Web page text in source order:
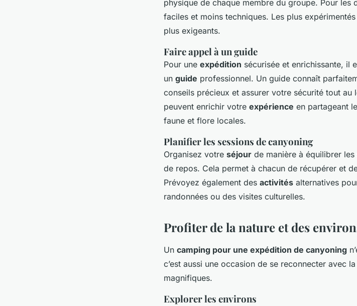
physique de chaque membre du groupe. Pour
faciles et moins techniques. Les plus
plus exigeants.
Faire appel à un guide
Pour une expédition sécurisée et enrichissante, il
un guide professionnel. Un guide connaît
conseils précieux et assurer votre sécurité tout au
peuvent enrichir votre expérience en partageant
faune et flore locales.
Planifier les sessions de canyoning
Organisez votre séjour de manière à équilibrer les
de repos. Cela permet à chacun de récupérer et
Prévoyez également des activités alternatives
randonnées ou des visites culturelles.
Profiter de la nature et des
Un camping pour une expédition de canyoning
c’est aussi une occasion de se reconnecter avec la
magnifiques.
Explorer les environs